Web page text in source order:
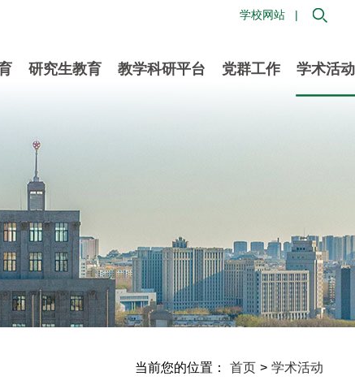
学校网站 |
研究生教育 教学科研平台 党群工作 学术活动
当前您的位置： 首页 > 学术活动